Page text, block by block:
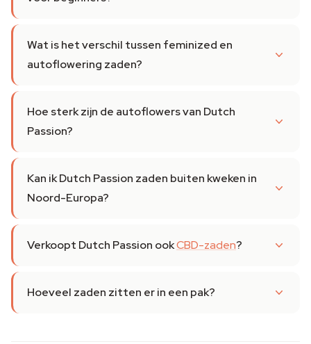
Wat is het verschil tussen feminized en
autoflowering zaden?
Hoe sterk zijn de autoflowers van Dutch
Passion?
Kan ik Dutch Passion zaden buiten kweken in
Noord-Europa?
Verkoopt Dutch Passion ookCBD-zaden?
Hoeveel zaden zitten er in een pak?